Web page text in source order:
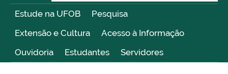
Estude na UFOB
Pesquisa
Extensão e Cultura
Acesso à Informação
Ouvidoria
Estudantes Servidores